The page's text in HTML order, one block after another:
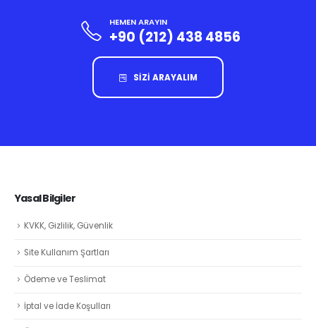
HEMEN ARAYIN
+90 (212) 438 4856
SİZİ ARAYALIM
Yasal Bilgiler
KVKK, Gizlilik, Güvenlik
Site Kullanım Şartları
Ödeme ve Teslimat
İptal ve İade Koşulları